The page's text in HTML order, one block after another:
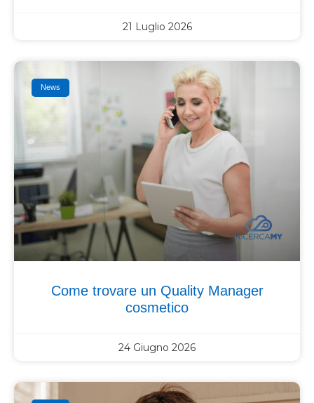
21 Luglio 2026
News
Come trovare un Quality Manager
cosmetico
24 Giugno 2026